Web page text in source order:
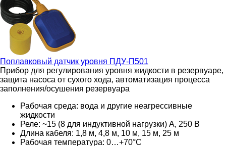
Поплавковый датчик уровня ПДУ-П501
Прибор для регулирования уровня жидкости в резервуаре,
защита насоса от сухого хода, автоматизация процесса
заполнения/осушения резервуара
Рабочая среда: вода и другие неагрессивные
жидкости
Реле: ~15 (8 для индуктивной нагрузки) А, 250 В
Длина кабеля: 1,8 м, 4,8 м, 10 м, 15 м, 25 м
Рабочая температура: 0…+70°С